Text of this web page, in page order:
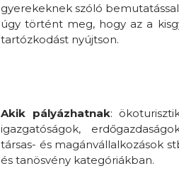
gyerekeknek szóló
úgy történt meg, hogy az a
tartózkodást nyújtson.
Akik pályázhatnak:
igazgatóságok,
társas- és magánvállalkozások
és tanösvény kategóriákban.